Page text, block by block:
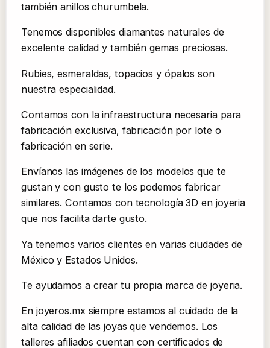
también anillos churumbela.
Tenemos disponibles diamantes naturales de
excelente calidad y también gemas preciosas.
Rubies, esmeraldas, topacios y ópalos son
nuestra especialidad.
Contamos con la infraestructura necesaria para
fabricación exclusiva, fabricación por lote o
fabricación en serie.
Envíanos las imágenes de los modelos que te
gustan y con gusto te los podemos fabricar
similares. Contamos con tecnología 3D en joyeria
que nos facilita darte gusto.
Ya tenemos varios clientes en varias ciudades de
México y Estados Unidos.
Te ayudamos a crear tu propia marca de joyeria.
En joyeros.mx siempre estamos al cuidado de la
alta calidad de las joyas que vendemos. Los
talleres afiliados cuentan con certificados de